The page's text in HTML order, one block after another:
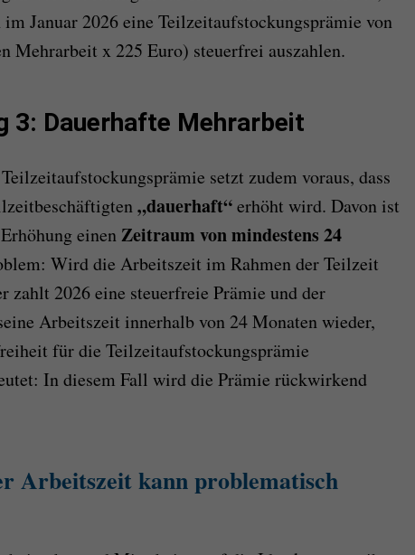
Januar 2026 eine Teilzeitaufstockungsprämie von
Mehrarbeit x 225 Euro) steuerfrei auszahlen.
3: Dauerhafte Mehrarbeit
setzt zudem voraus, dass
„dauerhaft“erhöht wird. Davon ist
einenZeitraum von mindestens 24
Wird die Arbeitszeit im Rahmen der Teilzeit
zahlt 2026 eine steuerfreie Prämie und der
Arbeitszeit innerhalb von 24 Monaten wieder,
für die Teilzeitaufstockungsprämie
In diesem Fall wird die Prämie rückwirkend
Arbeitszeit kann problematisch